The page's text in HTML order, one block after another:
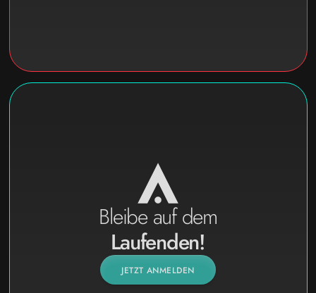
Bleibe auf dem
Laufenden!
JETZT ANMELDEN